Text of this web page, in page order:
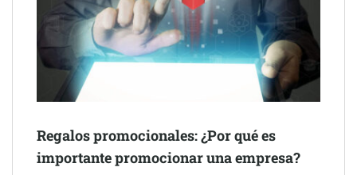
Schaeffler mejora su rentabilidad en el primer semestre de 2026
NOVA: innovación y diseño que transforman espacios de la
mano de Tormo Franquicias
Regalos promocionales: ¿Por qué es
importante promocionar una empresa?